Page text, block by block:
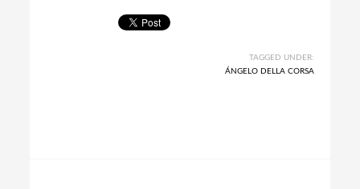
TAGGED UNDER:
ÁNGELO DELLA CORSA